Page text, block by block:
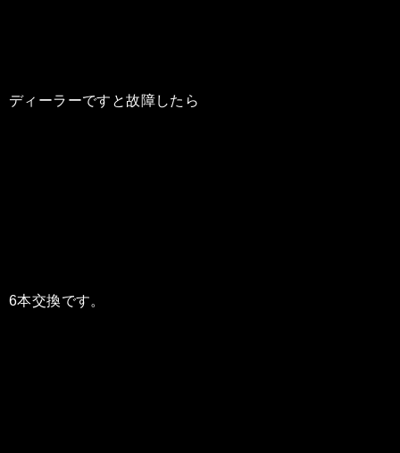
ディーラーですと故障したら
6本交換です。